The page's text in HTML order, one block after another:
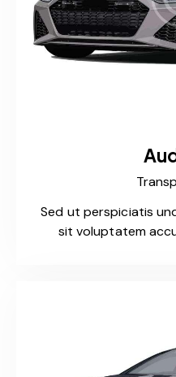
Sed ut perspiciatis
sit voluptatem